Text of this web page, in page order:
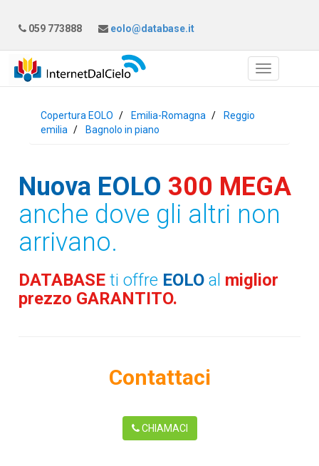
059 773888 eolo@database.it
Copertura EOLO Emilia-Romagna
Reggio
emilia
Bagnolo in piano
Nuova EOLO 300 MEGA
anche dove gli altri non
arrivano.
DATABASEti offre EOLO al miglior
prezzo GARANTITO.
Contattaci
CHIAMACI